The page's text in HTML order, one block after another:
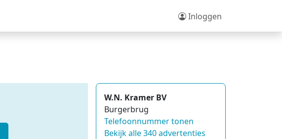
Inloggen
W.N. Kramer BV
Burgerbrug
Telefoonnummer tonen
Bekijk alle 340 advertenties